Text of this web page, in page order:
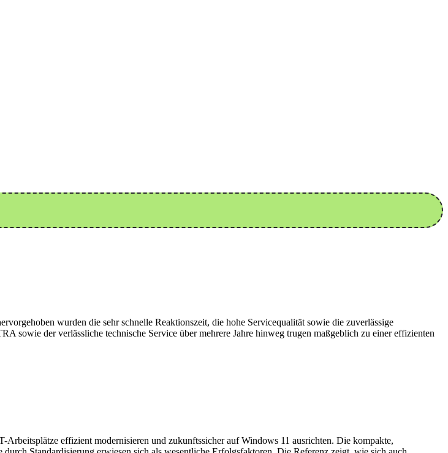
wurden die sehr schnelle Reaktionszeit, die hohe Servicequalität sowie die zuverlässige
der verlässliche technische Service über mehrere Jahre hinweg trugen maßgeblich zu einer effizienten
effizient modernisieren und zukunftssicher auf Windows 11 ausrichten. Die kompakte,